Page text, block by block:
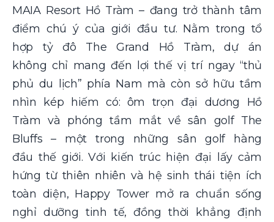
MAIA Resort Hồ Tràm – đang trở thành tâm
điểm chú ý của giới đầu tư. Nằm trong tổ
hợp tỷ đô The Grand Hồ Tràm, dự án
không chỉ mang đến lợi thế vị trí ngay “thủ
phủ du lịch” phía Nam mà còn sở hữu tầm
nhìn kép hiếm có: ôm trọn đại dương Hồ
Tràm và phóng tầm mắt về sân golf The
Bluffs – một trong những sân golf hàng
đầu thế giới. Với kiến trúc hiện đại lấy cảm
hứng từ thiên nhiên và hệ sinh thái tiện ích
toàn diện, Happy Tower mở ra chuẩn sống
nghỉ dưỡng tinh tế, đồng thời khẳng định